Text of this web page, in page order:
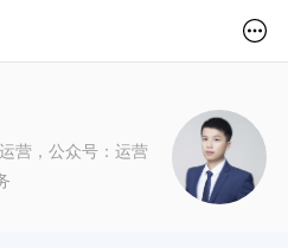
营，公众号：运营